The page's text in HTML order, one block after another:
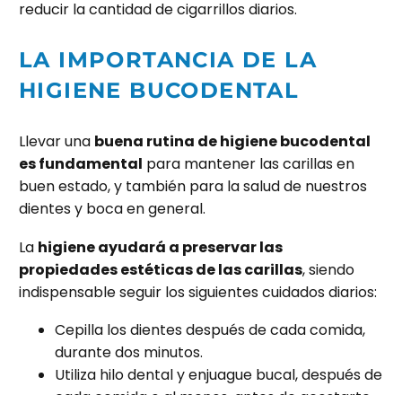
reducir la cantidad de cigarrillos diarios.
LA IMPORTANCIA DE LA
HIGIENE BUCODENTAL
Llevar una buena rutina de higiene bucodental
es fundamental para mantener las carillas en
buen estado, y también para la salud de nuestros
dientes y boca en general.
La higiene ayudará a preservar las
propiedades estéticas de las carillas, siendo
indispensable seguir los siguientes cuidados diarios:
Cepilla los dientes después de cada comida,
durante dos minutos.
Utiliza hilo dental y enjuague bucal, después de